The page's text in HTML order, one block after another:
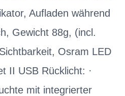
Aufladen während
Gewicht 88g, (incl.
Osram LED
II USB Rücklicht: ·
mit integrierter